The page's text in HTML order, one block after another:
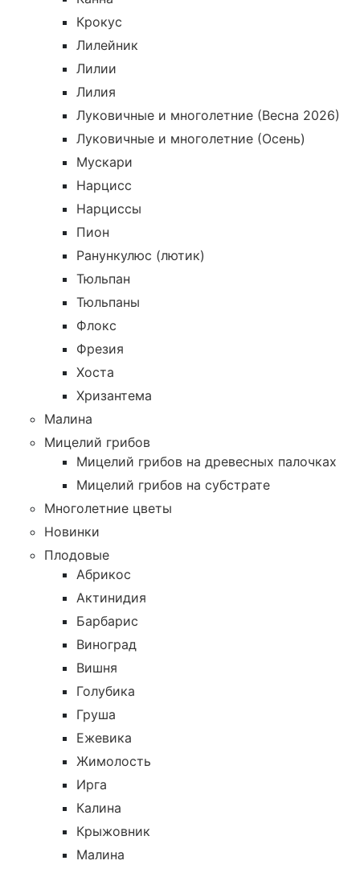
Крокус
Лилейник
Лилии
Лилия
Луковичные и многолетние (Весна 2026)
Луковичные и многолетние (Осень)
Мускари
Нарцисс
Нарциссы
Пион
Ранункулюс (лютик)
Тюльпан
Тюльпаны
Флокс
Фрезия
Хоста
Хризантема
Малина
Мицелий грибов
Мицелий грибов на древесных палочках
Мицелий грибов на субстрате
Многолетние цветы
Новинки
Плодовые
Абрикос
Актинидия
Барбарис
Виноград
Вишня
Голубика
Груша
Ежевика
Жимолость
Ирга
Калина
Крыжовник
Малина